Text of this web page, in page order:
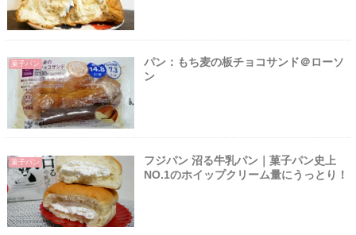
菓子パン
パン：もち麦の板チョコサンド＠ローソ
ン
菓子パン
フジパン 沼る牛乳パン｜菓子パン史上
NO.1のホイップクリーム量にうっとり！